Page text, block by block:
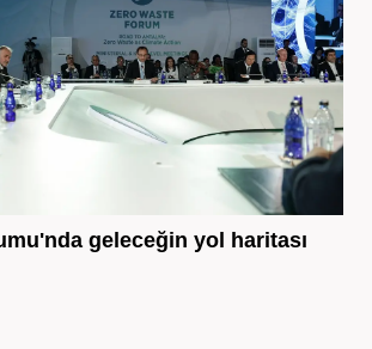
geleceğin yol haritası